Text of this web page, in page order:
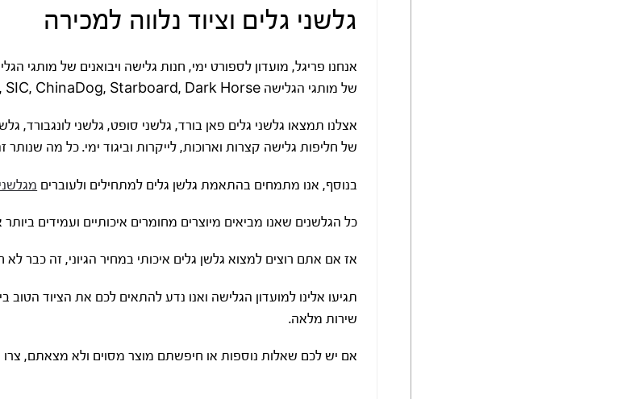
גלשני גלים וציוד נלווה למכירה
אנחנו פריגל, מועדון לספורט ימי, חנות גלישה ויבואנים של מותגי
של מותגי הגלישה Oxbow, SIC, ChinaDog, Starboard, Dark Horse ועוד.
אצלנו תמצאו גלשני גלים פאן בורד, גלשני סופט, גלשני לונגבורד,
של חליפות גלישה קצרות וארוכות, לייקרות וביגוד ימי. כל מה
בנוסף, אנו מתמחים בהתאמת גלשן גלים למתחילים ולעוברים
כל הגלשנים שאנו מביאים מיוצרים מחומרים איכותיים ועמידים
אז אם אתם רוצים למצוא גלשן גלים איכותי במחיר הגיוני, זה כבר לא
תגיעו אלינו למועדון הגלישה ואנו נדע להתאים לכם את הציוד
שירות מלאה.
אם יש לכם שאלות נוספות או חיפשתם מוצר מסוים ולא מצאתם, צרו